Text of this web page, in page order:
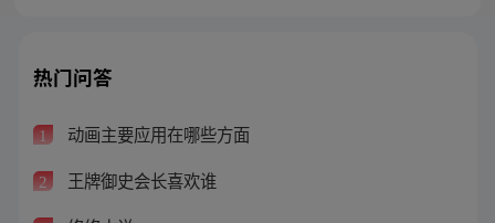
热门问答
1 动画主要应用在哪些方面
2 王牌御史会长喜欢谁